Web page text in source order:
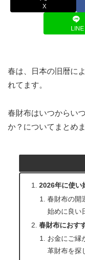
X
LINE
春は、日本の旧暦に
れてます。
春財布はいつからい
か？についてまとめま
2026年に使い
春財布の開
始めに良い
春財布におす
お金にご縁
革財布を探